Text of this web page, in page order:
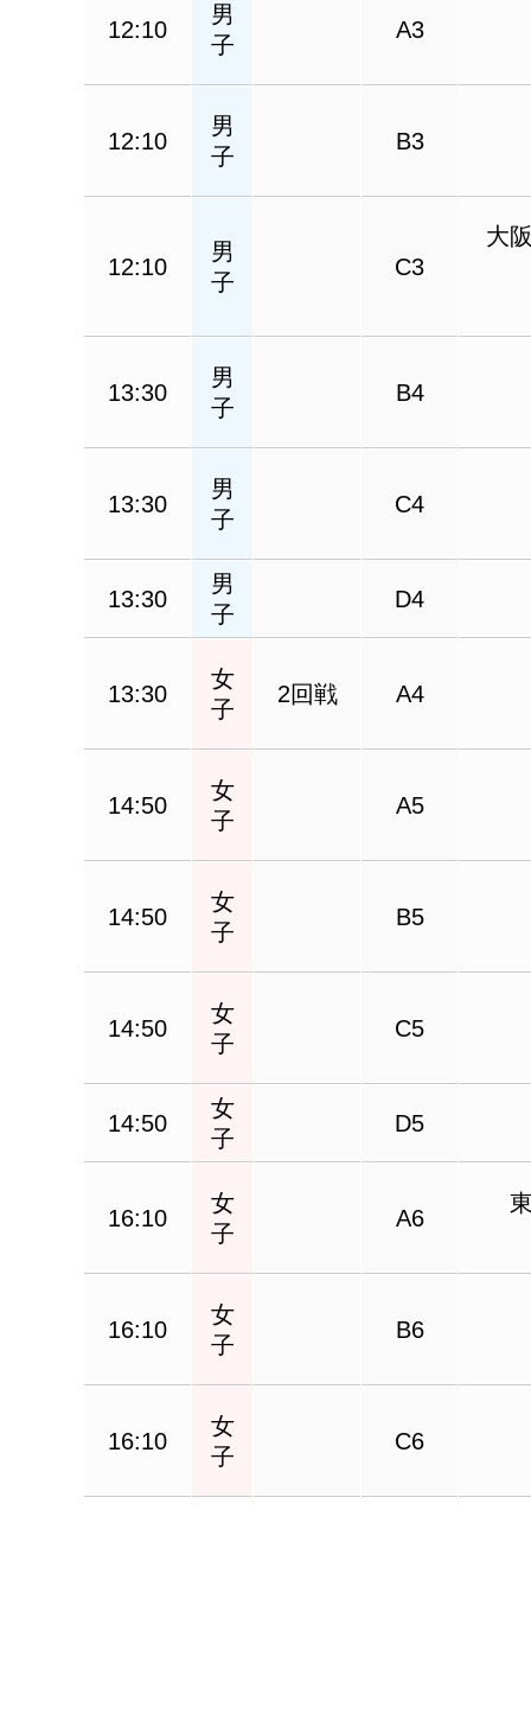
12:10
男
子
A3
12:10
男
子
B3
12:10
男
子
C3
大
13:30
男
子
B4
13:30
男
子
C4
13:30
男
子
D4
13:30
女
子
2回戦 A4
14:50
女
子
A5
14:50
女
子
B5
14:50
女
子
C5
14:50
女
子
D5
16:10
女
子
A6
16:10
女
子
B6
16:10
女
子
C6